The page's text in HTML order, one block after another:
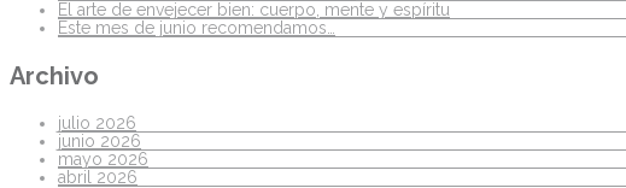
El arte de envejecer bien: cuerpo, mente y espíritu
Este mes de junio recomendamos…
Archivo
julio 2026
junio 2026
mayo 2026
abril 2026